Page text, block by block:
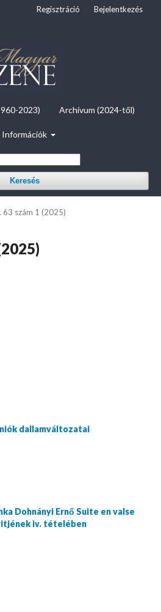
2023) Archívum (2024-től)
Információk
Keresés
Regisztráció Bejelentkezés
63 szám 1 (2025)
dallamváltozatai
Dohnányi Ernő Suite en valse
iv. tételében